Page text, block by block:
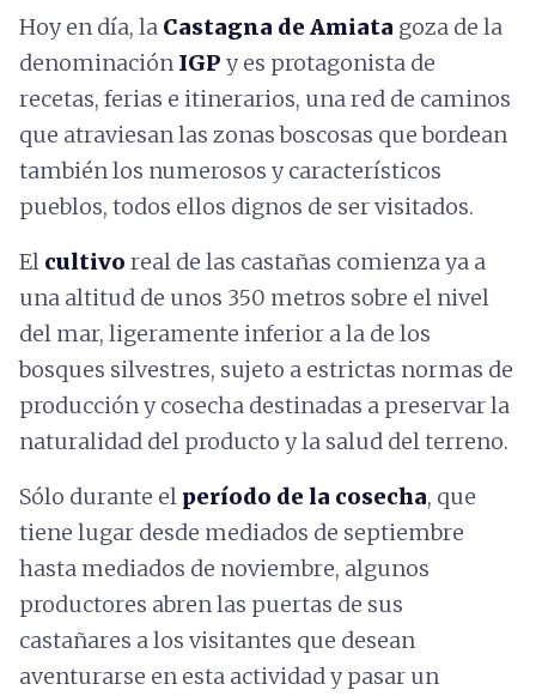
Hoy en día, la Castagna de Amiata goza de la
denominación IGP y es protagonista de
recetas, ferias e itinerarios, una red de caminos
que atraviesan las zonas boscosas que bordean
también los numerosos y característicos
pueblos, todos ellos dignos de ser visitados.
El cultivo real de las castañas comienza ya a
una altitud de unos 350 metros sobre el nivel
del mar, ligeramente inferior a la de los
bosques silvestres, sujeto a estrictas normas de
producción y cosecha destinadas a preservar la
naturalidad del producto y la salud del terreno.
Sólo durante el período de la cosecha, que
tiene lugar desde mediados de septiembre
hasta mediados de noviembre, algunos
productores abren las puertas de sus
castañares a los visitantes que desean
aventurarse en esta actividad y pasar un